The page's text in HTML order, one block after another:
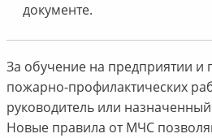
документе.
За обучение на предприятии и
пожарно-профилактических
руководитель или
Новые правила от МЧС